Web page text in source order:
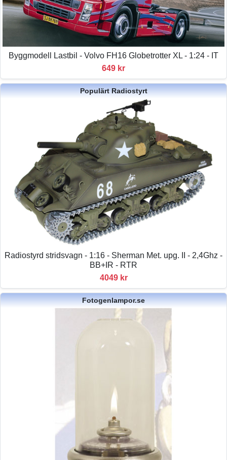
Byggmodell Lastbil - Volvo FH16 Globetrotter XL - 1:24 - IT
649 kr
Populärt Radiostyrt
Radiostyrd stridsvagn - 1:16 - Sherman Met. upg. II - 2,4Ghz -
BB+IR - RTR
4049 kr
Fotogenlampor.se